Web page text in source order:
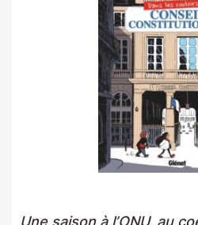
Une saison à l’ONU, au